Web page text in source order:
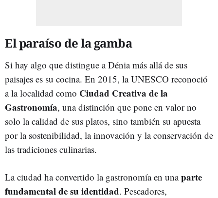
El paraíso de la gamba
Si hay algo que distingue a Dénia más allá de sus
paisajes es su cocina. En 2015, la UNESCO reconoció
a la localidad como Ciudad Creativa de la
Gastronomía, una distinción que pone en valor no
solo la calidad de sus platos, sino también su apuesta
por la sostenibilidad, la innovación y la conservación de
las tradiciones culinarias.
La ciudad ha convertido la gastronomía en unaparte
fundamental de su identidad. Pescadores,